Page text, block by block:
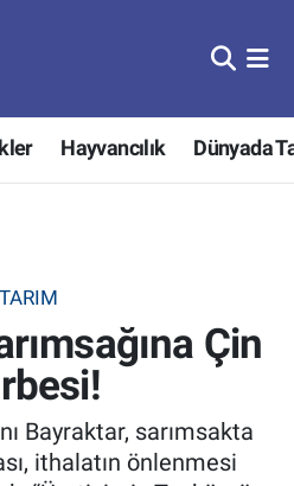
Hayvancılık Dünyada
TARIM
Çin
Bayraktar, sarımsakta
ithalatın önlenmesi